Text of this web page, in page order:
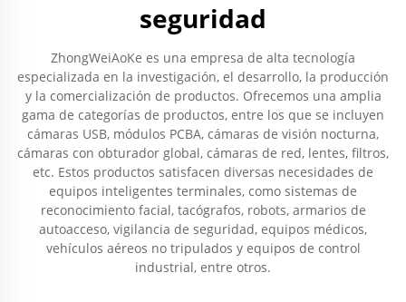
seguridad
ZhongWeiAoKe es una empresa de alta tecnología
especializada en la investigación, el desarrollo, la producción
y la comercialización de productos. Ofrecemos una amplia
gama de categorías de productos, entre los que se incluyen
cámaras USB, módulos PCBA, cámaras de visión nocturna,
cámaras con obturador global, cámaras de red, lentes, filtros,
etc. Estos productos satisfacen diversas necesidades de
equipos inteligentes terminales, como sistemas de
reconocimiento facial, tacógrafos, robots, armarios de
autoacceso, vigilancia de seguridad, equipos médicos,
vehículos aéreos no tripulados y equipos de control
industrial, entre otros.